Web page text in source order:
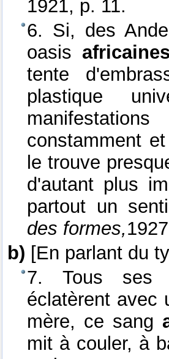
1921, p. 11.
6. Si, des
oasis
tente
plastique
constamment
le trouve
d'autant plus
partout un
des formes,1927
b) [En parlant du
7. Tous ses
éclatèrent avec
mère, ce sang
mit à couler, à